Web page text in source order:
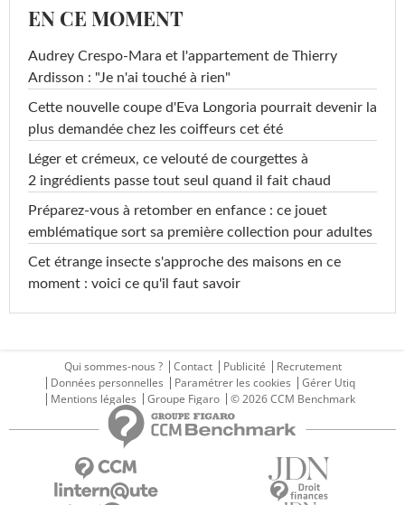
EN CE MOMENT
Audrey Crespo-Mara et l'appartement de Thierry
Ardisson : "Je n'ai touché à rien"
Cette nouvelle coupe d'Eva Longoria pourrait devenir la
plus demandée chez les coiffeurs cet été
Léger et crémeux, ce velouté de courgettes à
2 ingrédients passe tout seul quand il fait chaud
Préparez-vous à retomber en enfance : ce jouet
emblématique sort sa première collection pour adultes
Cet étrange insecte s'approche des maisons en ce
moment : voici ce qu'il faut savoir
Qui sommes-nous ? Contact Publicité
Recrutement
Données personnelles
Paramétrer les cookies
Gérer Utiq
Mentions légales
Groupe Figaro © 2026 CCM Benchmark